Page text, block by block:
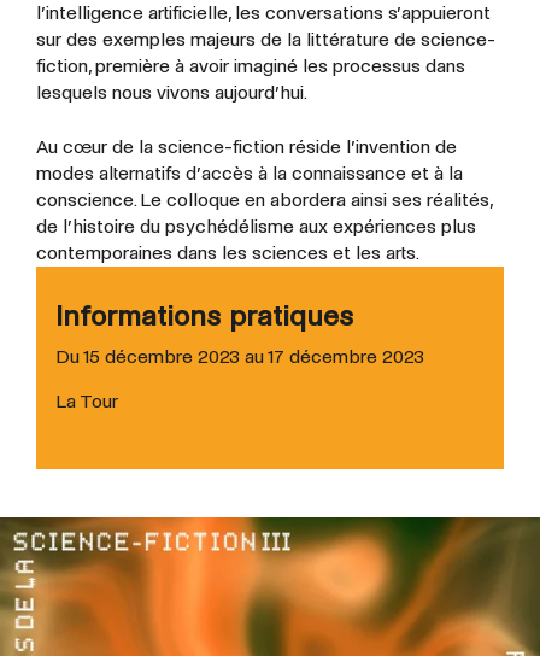
l’intelligence artificielle, les conversations s’appuieront
sur des exemples majeurs de la littérature de science-
fiction, première à avoir imaginé les processus dans
lesquels nous vivons aujourd’hui.
Au cœur de la science-fiction réside l’invention de
modes alternatifs d’accès à la connaissance et à la
conscience. Le colloque en abordera ainsi ses réalités,
de l’histoire du psychédélisme aux expériences plus
contemporaines dans les sciences et les arts.
Informations pratiques
Du 15 décembre 2023 au 17 décembre 2023
La Tour